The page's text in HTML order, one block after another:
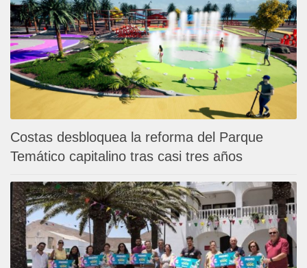
Costas desbloquea la reforma del Parque
Temático capitalino tras casi tres años